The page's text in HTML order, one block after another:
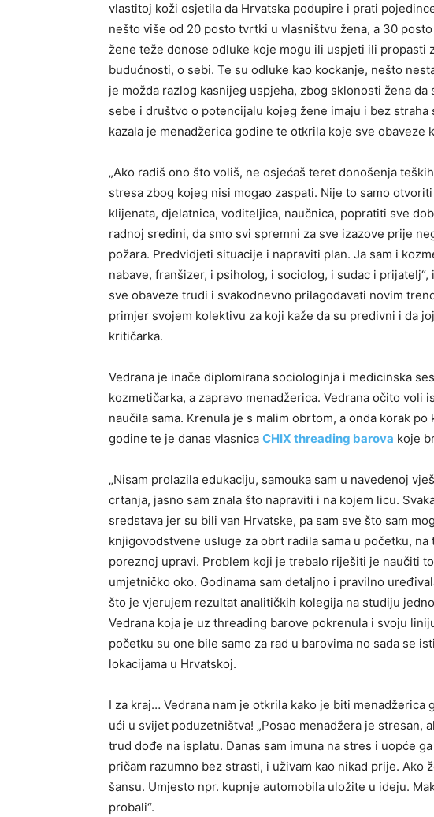
vlastitoj koži osjetila da Hrvatska podupire i prati
nešto više od 20 posto tvrtki u vlasništvu žena, a 30
žene teže donose odluke koje mogu ili uspjeti ili propasti
budućnosti, o sebi. Te su odluke kao kockanje, nešto
je možda razlog kasnijeg uspjeha, zbog sklonosti žena
sebe i društvo o potencijalu kojeg žene imaju i bez
kazala je menadžerica godine te otkrila koje sve obaveze
„Ako radiš ono što voliš, ne osjećaš teret donošenja
stresa zbog kojeg nisi mogao zaspati. Nije to samo
klijenata, djelatnica, voditeljica, naučnica, popratiti sve
radnoj sredini, da smo svi spremni za sve izazove prije
požara. Predvidjeti situacije i napraviti plan. Ja sam i
nabave, franšizer, i psiholog, i sociolog, i sudac i prijatelj“,
sve obaveze trudi i svakodnevno prilagođavati novim
primjer svojem kolektivu za koji kaže da su predivni i da
kritičarka.
Vedrana je inače diplomirana sociologinja i medicinska
kozmetičarka, a zapravo menadžerica. Vedrana očito voli
naučila sama. Krenula je s malim obrtom, a onda korak
godine te je danas vlasnica CHIX threading barova koje
„Nisam prolazila edukaciju, samouka sam u navedenoj
crtanja, jasno sam znala što napraviti i na kojem licu.
sredstava jer su bili van Hrvatske, pa sam sve što sam
knjigovodstvene usluge za obrt radila sama u početku,
poreznoj upravi. Problem koji je trebalo riješiti je naučiti
umjetničko oko. Godinama sam detaljno i pravilno
što je vjerujem rezultat analitičkih kolegija na studiju
Vedrana koja je uz threading barove pokrenula i svoju
početku su one bile samo za rad u barovima no sada se
lokacijama u Hrvatskoj.
I za kraj… Vedrana nam je otkrila kako je biti menadžerica
ući u svijet poduzetništva! „Posao menadžera je stresan,
trud dođe na isplatu. Danas sam imuna na stres i uopće
pričam razumno bez strasti, i uživam kao nikad prije. Ako
šansu. Umjesto npr. kupnje automobila uložite u ideju.
probali“.